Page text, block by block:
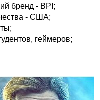
бренд - BPI;
- США;
геймеров;